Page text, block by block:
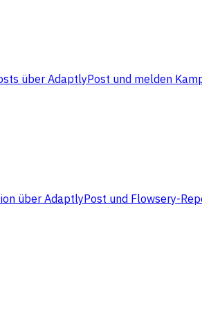
über AdaptlyPost und melden
über AdaptlyPost und Flowsery-